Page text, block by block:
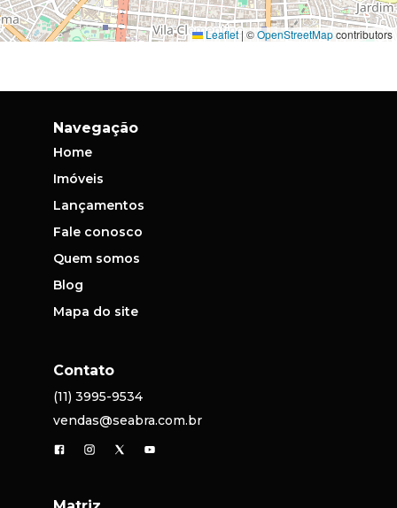
Leaflet | ©OpenStreetMapcontributors
Navegação
Home
Imóveis
Lançamentos
Fale conosco
Quem somos
Blog
Mapa do site
Contato
(11) 3995-9534
vendas@seabra.com.br